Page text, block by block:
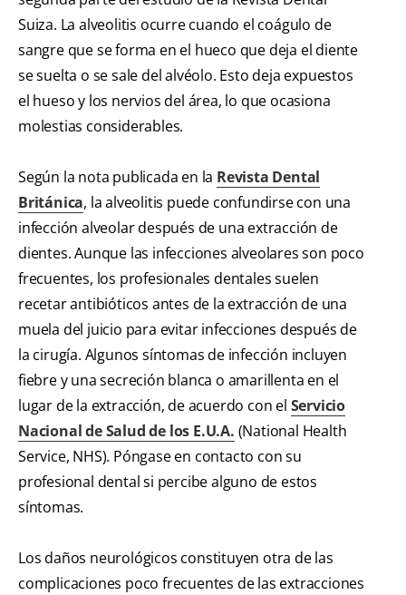
Suiza. La alveolitis ocurre cuando el coágulo de
sangre que se forma en el hueco que deja el diente
se suelta o se sale del alvéolo. Esto deja expuestos
el hueso y los nervios del área, lo que ocasiona
molestias considerables.
Según la nota publicada en la Revista Dental
Británica, la alveolitis puede confundirse con una
infección alveolar después de una extracción de
dientes. Aunque las infecciones alveolares son poco
frecuentes, los profesionales dentales suelen
recetar antibióticos antes de la extracción de una
muela del juicio para evitar infecciones después de
la cirugía. Algunos síntomas de infección incluyen
fiebre y una secreción blanca o amarillenta en el
lugar de la extracción, de acuerdo con el Servicio
Nacional de Salud de los E.U.A. (National Health
Service, NHS). Póngase en contacto con su
profesional dental si percibe alguno de estos
síntomas.
Los daños neurológicos constituyen otra de las
complicaciones poco frecuentes de las extracciones